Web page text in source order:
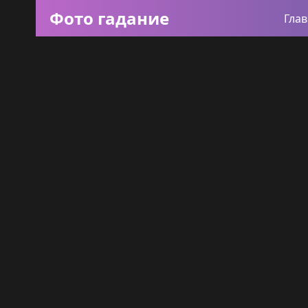
Фото гадание